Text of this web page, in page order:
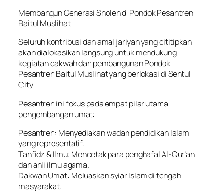
Membangun Generasi Sholeh di Pondok Pesantren
Baitul Muslihat
Seluruh kontribusi dan amal jariyah yang dititipkan
akan dialokasikan langsung untuk mendukung
kegiatan dakwah dan pembangunan Pondok
Pesantren Baitul Muslihat yang berlokasi di Sentul
City.
Pesantren ini fokus pada empat pilar utama
pengembangan umat:
Pesantren: Menyediakan wadah pendidikan Islam
yang representatif.
Tahfidz & Ilmu: Mencetak para penghafal Al-Qur’an
dan ahli ilmu agama.
Dakwah Umat: Meluaskan syiar Islam di tengah
masyarakat.